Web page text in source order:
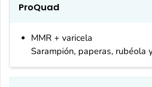
ProQuad
MMR + varicela
Sarampión, paperas, rubéola